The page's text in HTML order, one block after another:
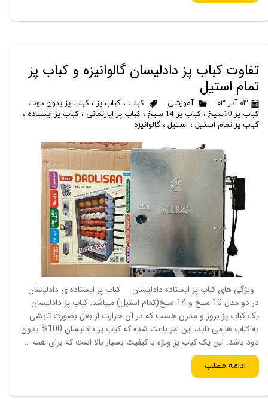
تفاوت کباب پز دادلیسان گالوانیزه و کباب پز
تمام استیل
۰۳ آذر ۰۳ آموزشی کباب ، کباب پز ، کباب پز بدون دود ،
کباب پز 10سیخ
، کباب پز 14 سیخ ، کباب پز اپارتمانی ، کباب پز ایستاده ،
کباب پز تمام استیل ، استیل ، گالوانیزه
ویژگی های کباب پز ایستاده دادلیسان کباب پز ایستاده ی دادلیسان
در دو مدل 10 سیخ و 14 سیخ(تمام استیل) میباشد. کباب پز دادلیسان
یک کباب پز بروز و مدرن هست که در آن حرارت از بغل بصورت تابشی
به کباب ها می تابد، این امر باعث شده که کباب پز دادلیسان 100% بدون
دود باشد. این یک کباب پز ویژه با کیفیت بسیار بالا است که برای همه …
ادامه مطلب